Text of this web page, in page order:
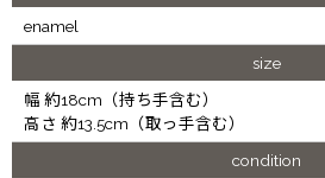
enamel
size
幅 約18cm（持ち手含む）
高さ 約13.5cm（取っ手含む）
condition